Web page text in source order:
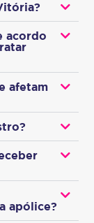
acordo
afetam
apólice?